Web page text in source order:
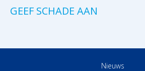
GEEF SCHADE AAN
Nieuws